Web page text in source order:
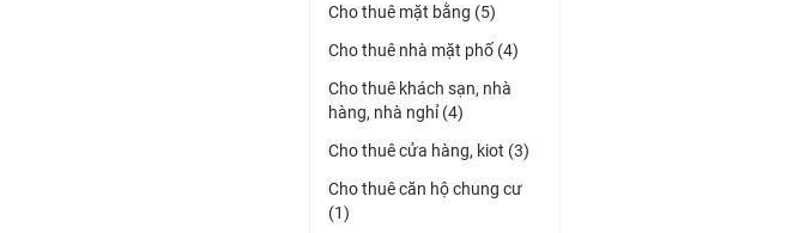
Cho thuê mặt bằng (5)
Cho thuê nhà mặt phố (4)
Cho thuê khách sạn, nhà
hàng, nhà nghỉ (4)
Cho thuê cửa hàng, kiot (3)
Cho thuê căn hộ chung cư
(1)